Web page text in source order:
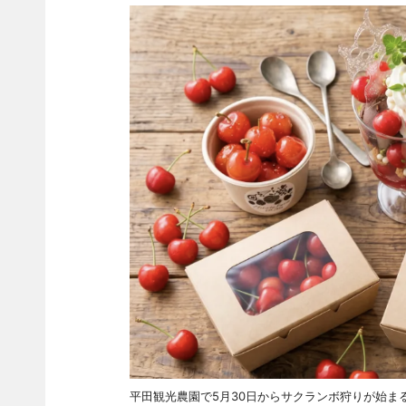
平田観光農園で5月30日からサクランボ狩りが始ま